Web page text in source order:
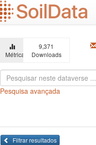
Ir
para
o
principal
Métricas
9,371
Downloads
Pesquisa avançada
Filtrar resultados